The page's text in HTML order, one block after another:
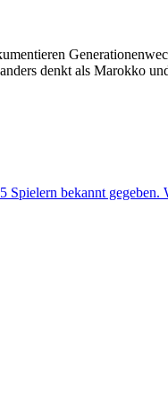
denkt als Marokko
bekannt gegeben.